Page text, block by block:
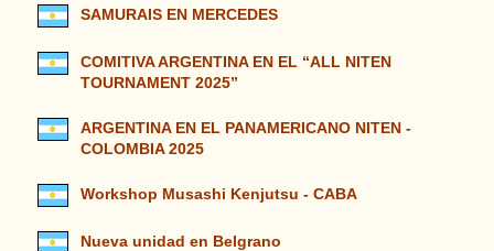
SAMURAIS EN MERCEDES
COMITIVA ARGENTINA EN EL “ALL NITEN
TOURNAMENT 2025”
ARGENTINA EN EL PANAMERICANO NITEN -
COLOMBIA 2025
Workshop Musashi Kenjutsu - CABA
Nueva unidad en Belgrano